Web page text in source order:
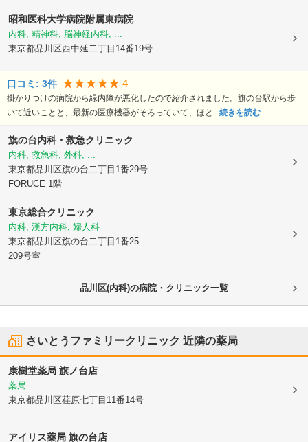
昭和医科大学病院附属東病院
内科, 精神科, 脳神経内科, ...
東京都品川区西中延二丁目14番19号
口コミ: 3件 4
掛かりつけの病院から緑内障が悪化したので紹介されました。旗の台駅から歩
いて近いことと、最新の医療機器がそろっていて、ほと...続きを読む
旗の台内科・救急クリニック
内科, 救急科, 外科, ...
東京都品川区旗の台二丁目1番29号
FORUCE 1階
東京総合クリニック
内科, 漢方内科, 婦人科
東京都品川区旗の台二丁目1番25
209号室
品川区(内科)の病院・クリニック一覧
さいとうファミリークリニック 近隣の薬局
康樹堂薬局 旗ノ台店
薬局
東京都品川区荏原七丁目11番14号
アイリス薬局 旗の台店